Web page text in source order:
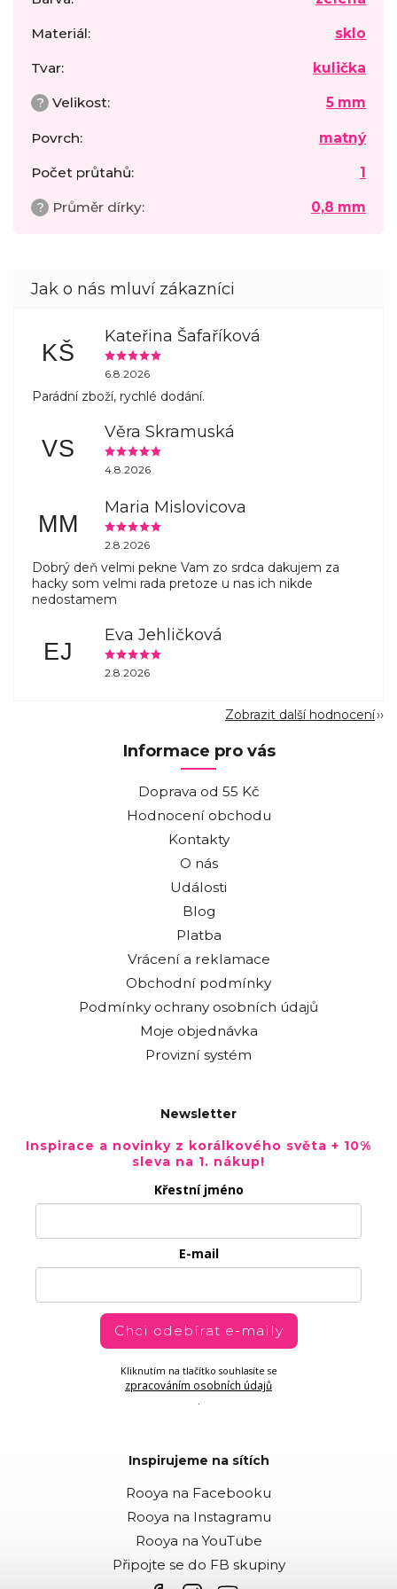
Materiál: sklo
Tvar: kulička
? Velikost: 5 mm
Povrch: matný
Počet průtahů: 1
? Průměr dírky: 0,8 mm
KŠ
Kateřina Šafaříková
6.8.2026
Parádní zboží, rychlé dodání.
VS
Věra Skramuská
4.8.2026
MM
Maria Mislovicova
2.8.2026
Dobrý deň velmi pekne Vam zo srdca dakujem za
hacky som velmi rada pretoze u nas ich nikde
nedostamem
EJ
Eva Jehličková
2.8.2026
Zobrazit další hodnocení
Informace pro vás
Doprava od 55 Kč
Hodnocení obchodu
Kontakty
O nás
Události
Blog
Platba
Vrácení a reklamace
Obchodní podmínky
Podmínky ochrany osobních údajů
Moje objednávka
Provizní systém
Newsletter
Inspirace a novinky z korálkového světa + 10%
sleva na 1. nákup!
Křestní jméno
E-mail
Chci odebírat e-maily
Kliknutím na tlačítko souhlasíte se
zpracováním osobních údajů
.
Inspirujeme na sítích
Rooya na Facebooku
Rooya na Instagramu
Rooya na YouTube
Připojte se do FB skupiny